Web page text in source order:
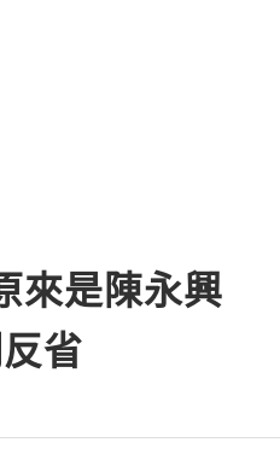
來是陳永興
省